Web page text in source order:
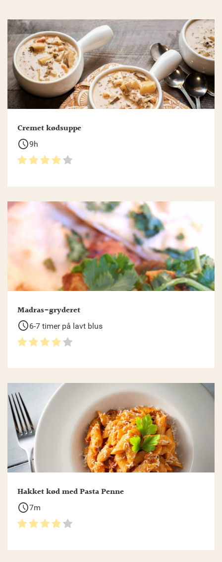
Cremet kødsuppe
schedule9h
Madras-gryderet
schedule6-7 timer på lavt blus
Hakket kød med Pasta Penne
schedule7m